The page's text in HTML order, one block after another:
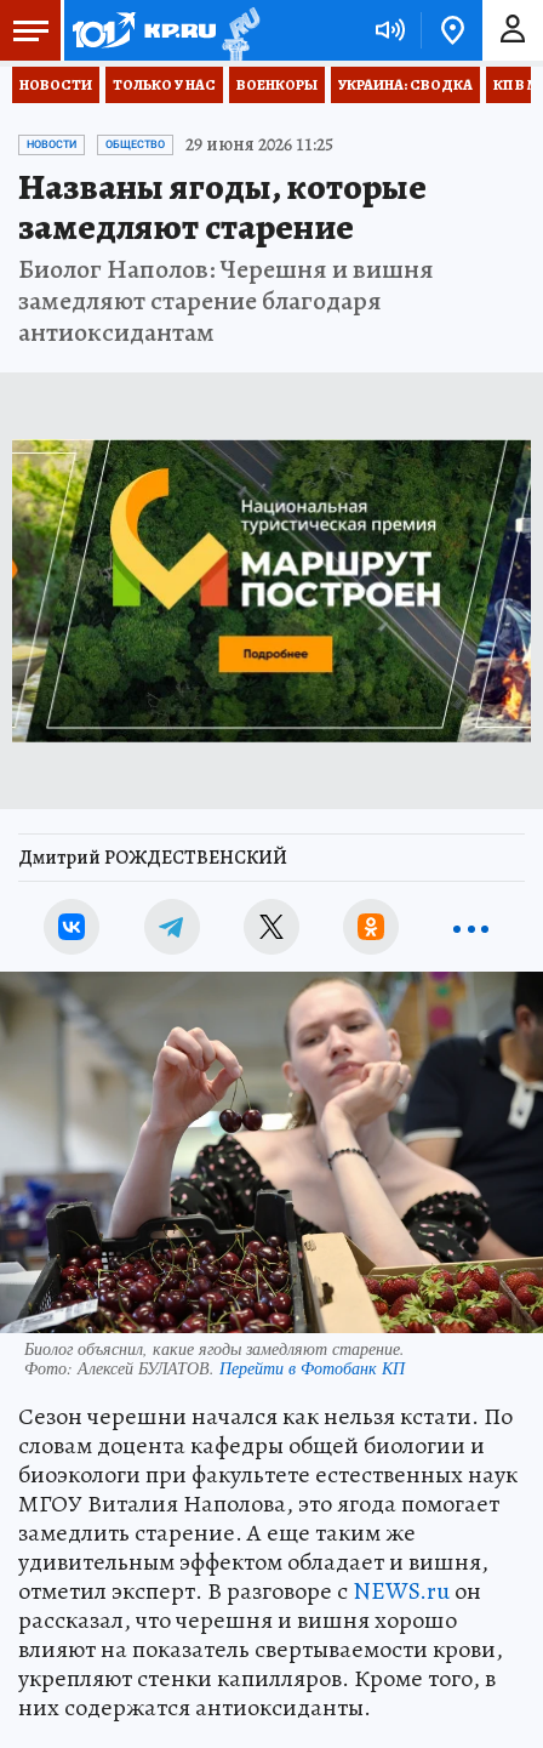
НОВОСТИ ТОЛЬКО У НАС ВОЕНКОРЫ УКРАИНА: СВОДКА КП В
НОВОСТИ ОБЩЕСТВО 29 июня 2026 11:25
Названы ягоды, которые
замедляют старение
Биолог Наполов: Черешня и вишня
замедляют старение благодаря
антиоксидантам
Дмитрий РОЖДЕСТВЕНСКИЙ
Биолог объяснил, какие ягоды замедляют старение.
Фото:Алексей БУЛАТОВ. Перейти в Фотобанк КП
Сезон черешни начался как нельзя кстати. По
словам доцента кафедры общей биологии и
биоэкологи при факультете естественных наук
МГОУ Виталия Наполова, это ягода помогает
замедлить старение. А еще таким же
удивительным эффектом обладает и вишня,
отметил эксперт. В разговоре сNEWS.ruон
рассказал, что черешня и вишня хорошо
влияют на показатель свертываемости крови,
укрепляют стенки капилляров. Кроме того, в
них содержатся антиоксиданты.